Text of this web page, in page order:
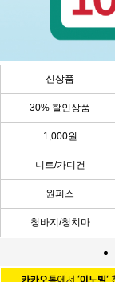
신상품
30% 할인상품
1,000원
니트/가디건
원피스
청바지/청치마